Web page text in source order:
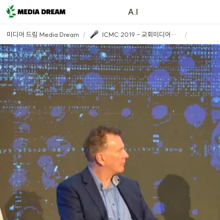
A.I
미디어 드림 Media Dream / ICMC 2019 - 교회미디어팀 운영과 커뮤니케이션 /